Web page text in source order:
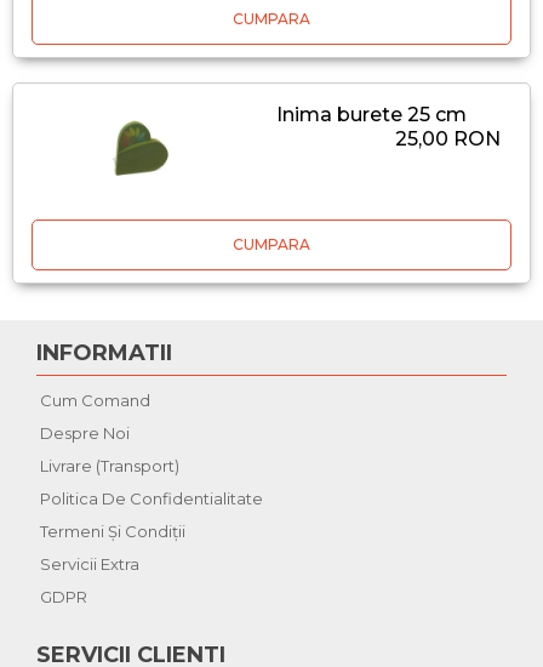
CUMPARA
Inima burete 25 cm
25,00 RON
CUMPARA
INFORMATII
Cum Comand
Despre Noi
Livrare (Transport)
Politica De Confidentialitate
Termeni Şi Condiţii
Servicii Extra
GDPR
SERVICII CLIENTI